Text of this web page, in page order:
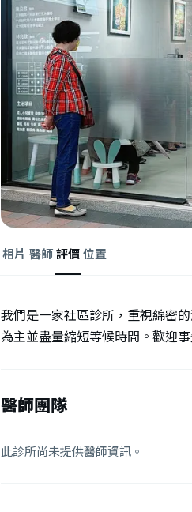
相片 醫師評價位置
我們是一家社區診所，重視綿密
為主並盡量縮短等候時間。歡迎
醫師團隊
此診所尚未提供醫師資訊。